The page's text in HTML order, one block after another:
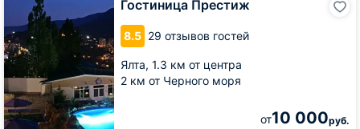
Гостиница Престиж
8.5 29 отзывов гостей
Ялта, 1.3 км от центра
2 км от Черного моря
от10 000руб.
Престиж